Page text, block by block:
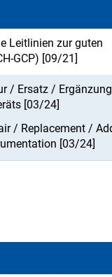
Leitlinien zur guten
GCP) [09/21]
/ Ersatz /
[03/24]
/ Replacement /
[03/24]